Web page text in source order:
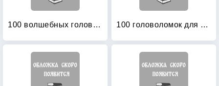
100 волшебных головоломок 100 головоломок для искателей приключений